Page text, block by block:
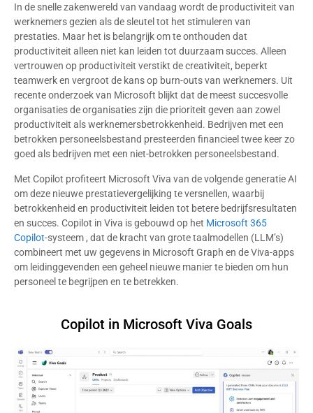
In de snelle zakenwereld van vandaag wordt de productiviteit van
werknemers gezien als de sleutel tot het stimuleren van
prestaties. Maar het is belangrijk om te onthouden dat
productiviteit alleen niet kan leiden tot duurzaam succes. Alleen
vertrouwen op productiviteit verstikt de creativiteit, beperkt
teamwerk en vergroot de kans op burn-outs van werknemers. Uit
recente onderzoek van Microsoft blijkt dat de meest succesvolle
organisaties de organisaties zijn die prioriteit geven aan zowel
productiviteit als werknemersbetrokkenheid. Bedrijven met een
betrokken personeelsbestand presteerden financieel twee keer zo
goed als bedrijven met een niet-betrokken personeelsbestand.
Met Copilot profiteert Microsoft Viva van de volgende generatie AI
om deze nieuwe prestatievergelijking te versnellen, waarbij
betrokkenheid en productiviteit leiden tot betere bedrijfsresultaten
en succes. Copilot in Viva is gebouwd op het Microsoft 365
Copilot-systeem , dat de kracht van grote taalmodellen (LLM’s)
combineert met uw gegevens in Microsoft Graph en de Viva-apps
om leidinggevenden een geheel nieuwe manier te bieden om hun
personeel te begrijpen en te betrekken.
Copilot in Microsoft Viva Goals